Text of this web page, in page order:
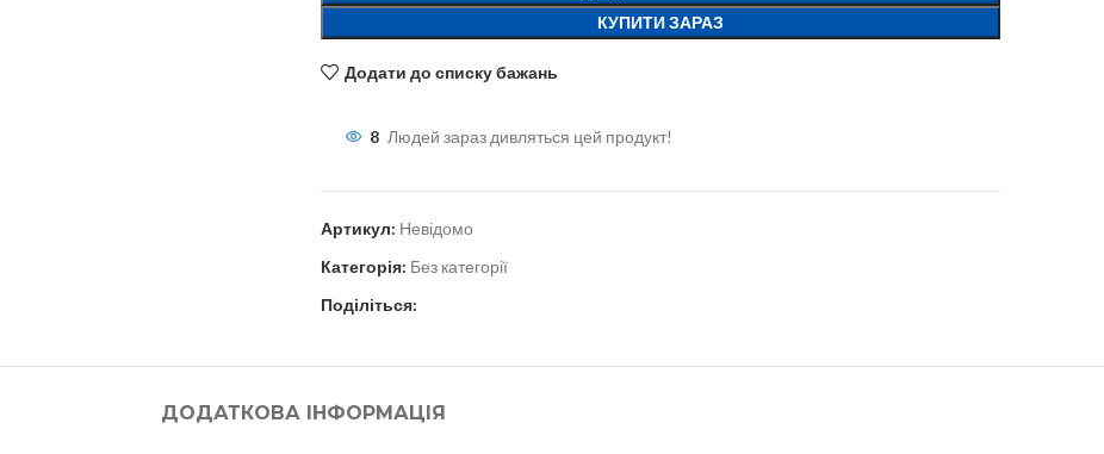
КУПИТИ ЗАРАЗ
Додати до списку бажань
8 Людей зараз дивляться цей продукт!
Артикул: Невідомо
Категорія: Без категорії
Поділіться:
ДОДАТКОВА ІНФОРМАЦІЯ